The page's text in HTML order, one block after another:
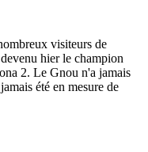
visiteurs de
hier le champion
2. Le Gnou n'a jamais
été en mesure de